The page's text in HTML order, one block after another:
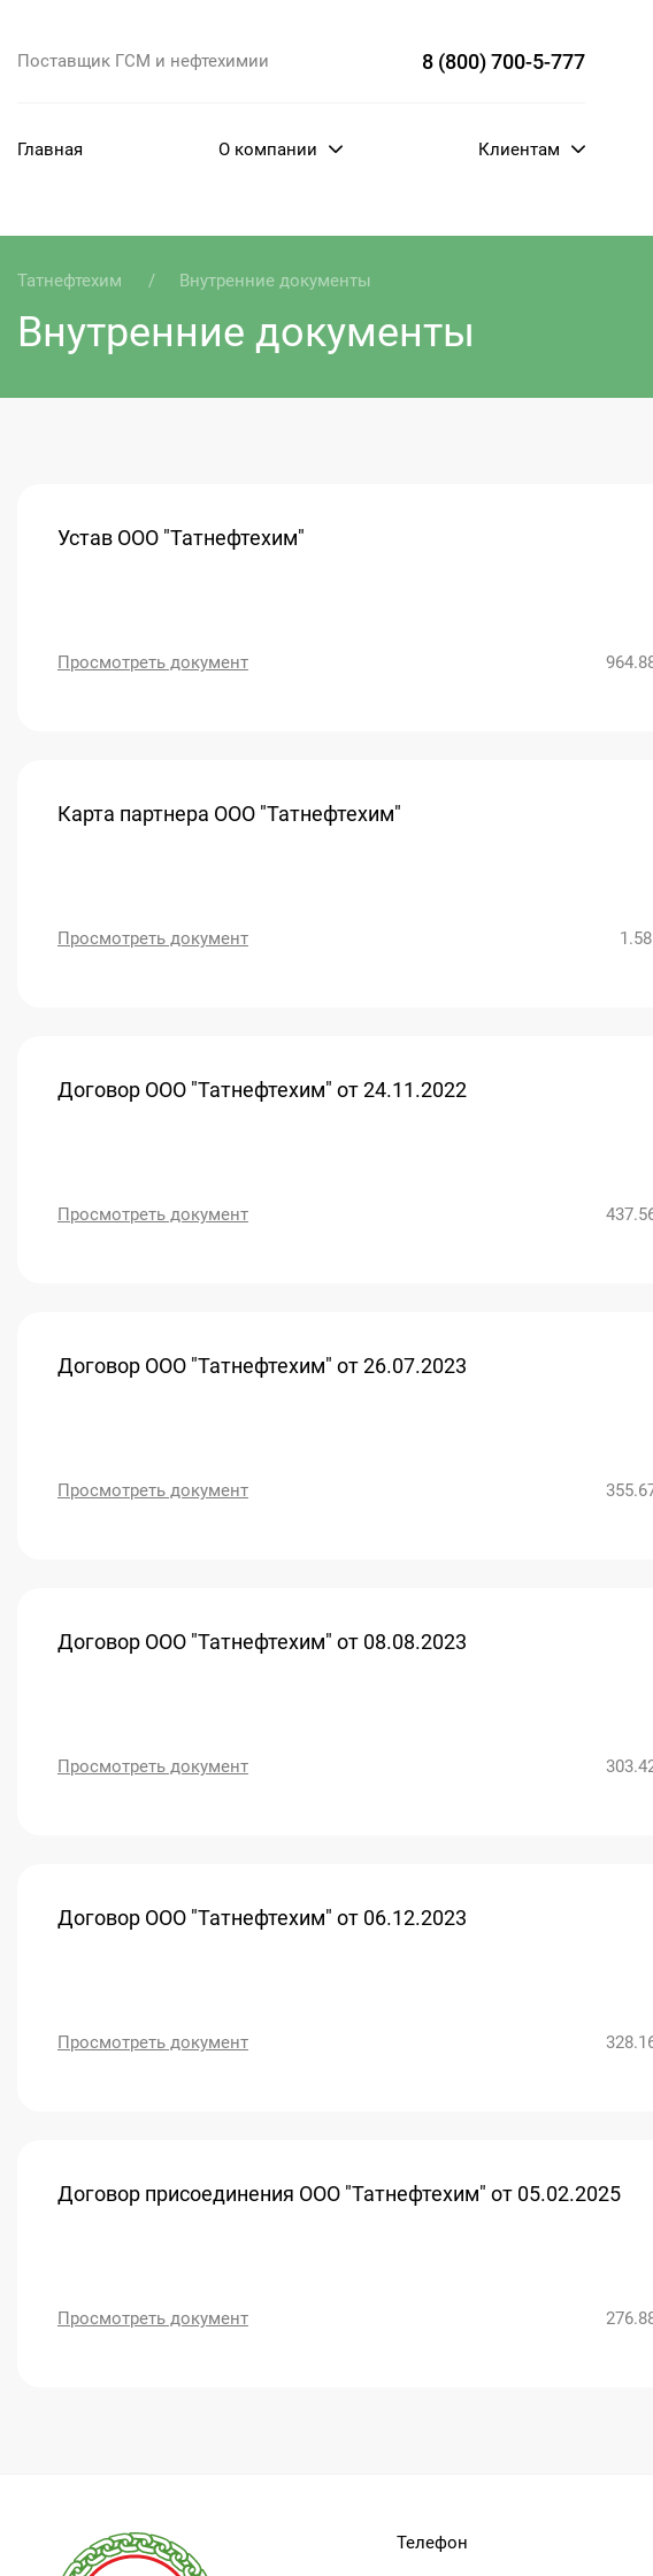
Поставщик ГСМ и нефтехимии 8 (800) 700-5-777
Главная О компании Клиентам
Татнефтехим Внутренние документы
Внутренние документы
Устав ООО "Татнефтехим"
Просмотреть документ
Карта партнера ООО "Татнефтехим"
Просмотреть документ
Договор ООО "Татнефтехим" от 24.11.2022
Просмотреть документ
Договор ООО "Татнефтехим" от 26.07.2023
Просмотреть документ
Договор ООО "Татнефтехим" от 08.08.2023
Просмотреть документ
Договор ООО "Татнефтехим" от 06.12.2023
Просмотреть документ
Договор присоединения ООО "Татнефтехим" от 05.02.2025
Просмотреть документ
Телефон